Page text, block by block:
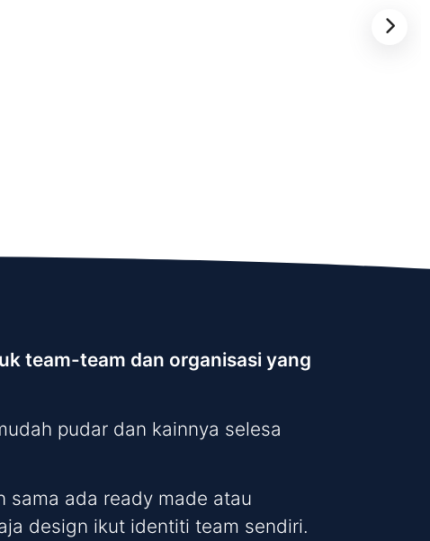
team-team dan organisasi yang
pudar dan kainnya selesa
sama ada ready made atau
design ikut identiti team sendiri.